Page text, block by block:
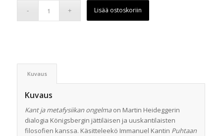
hinta
on:
Lisää ostoskoriin
Kuvaus
Kuvaus
Kant ja metafysiikan ongelmaon Martin Heideggerin
dialogia Königsbergin jättiläisen ja uuskantilaisten
filosofien kanssa. Käsitteleekö Immanuel Kantin Puhtaan